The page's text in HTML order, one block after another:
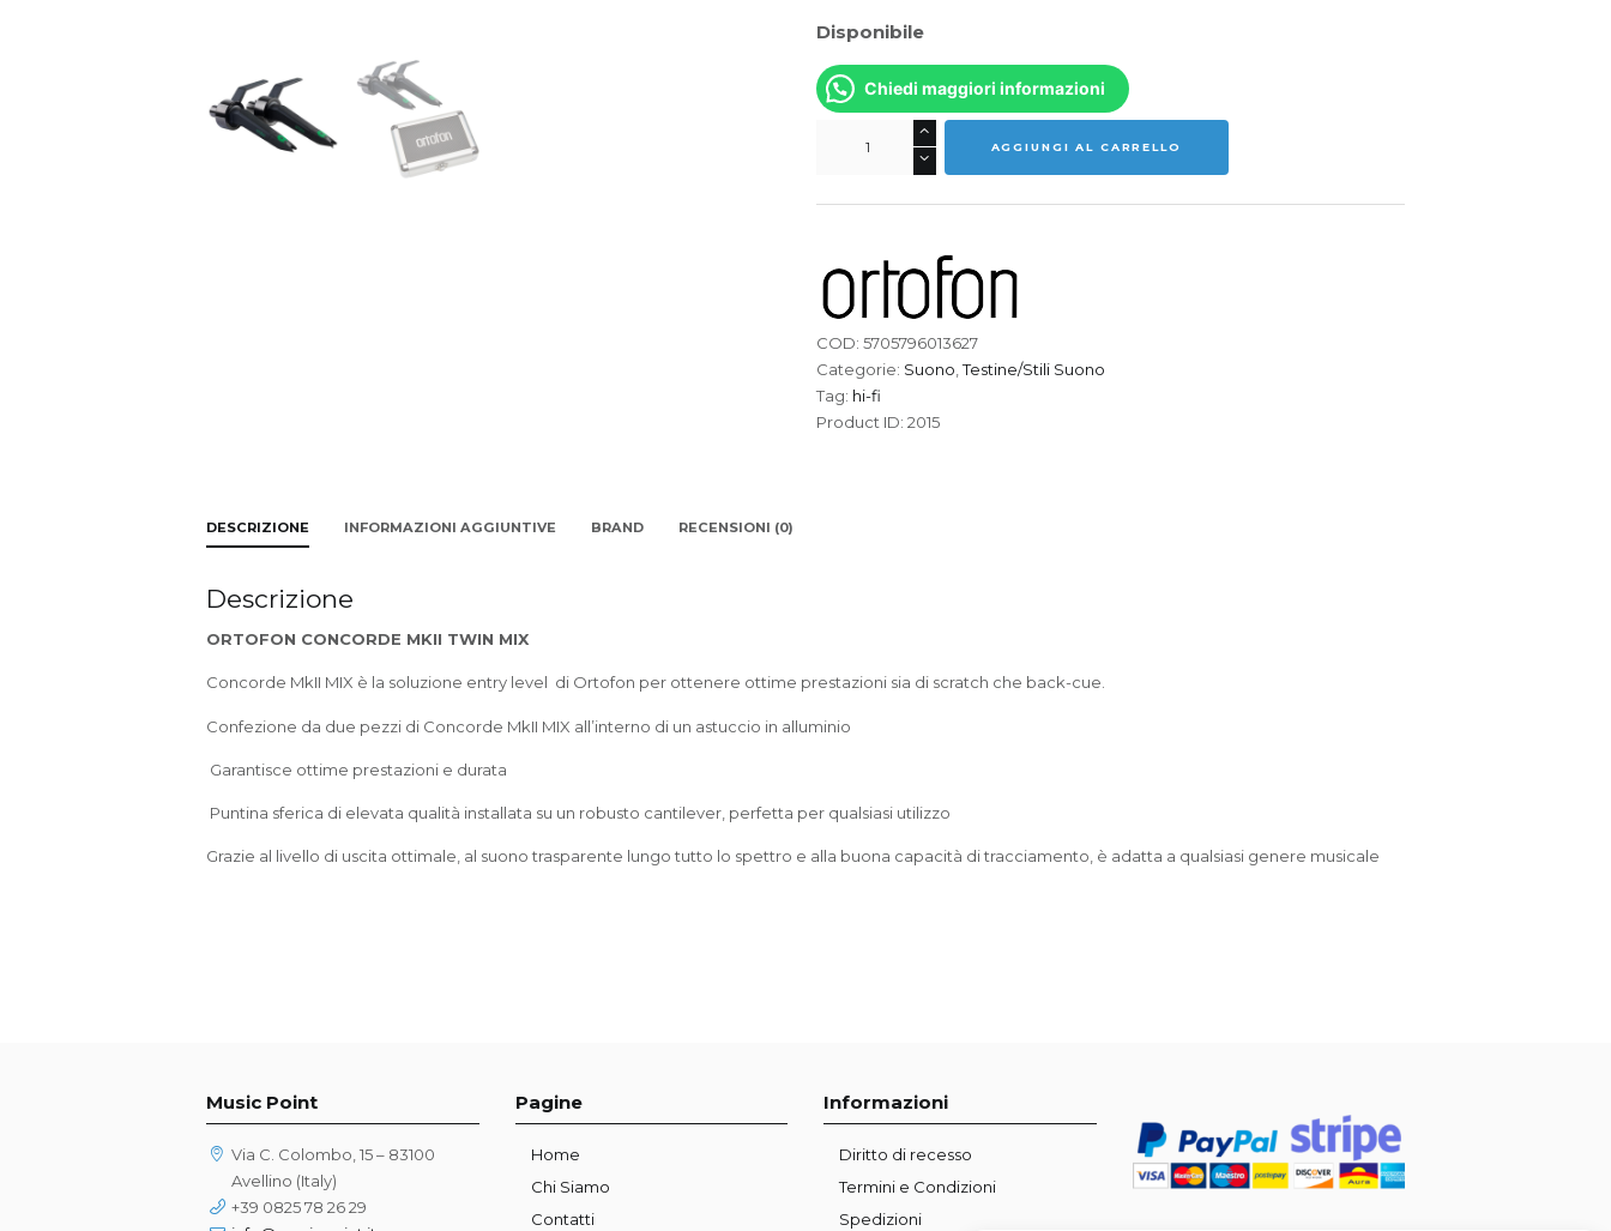
Disponibile
Chiedi maggiori informazioni
CONCORDE
TWIN
quantità
AGGIUNGI AL CARRELLO
COD: 5705796013627
Categorie: Suono,Testine/Stili Suono
Tag: hi-fi
Product ID: 2015
DESCRIZIONE INFORMAZIONI AGGIUNTIVE BRAND RECENSIONI (0)
Descrizione
ORTOFON CONCORDE MKII TWIN MIX
Concorde MkII MIX è la soluzione entry level di Ortofon per ottenere ottime prestazioni sia di scratch che back-cue.
Confezione da due pezzi di Concorde MkII MIX all’interno di un astuccio in alluminio
Garantisce ottime prestazioni e durata
Puntina sferica di elevata qualità installata su un robusto cantilever, perfetta per qualsiasi utilizzo
Grazie al livello di uscita ottimale, al suono trasparente lungo tutto lo spettro e alla buona capacità di tracciamento, è adatta a qualsiasi genere musicale
Music Point
Via C. Colombo, 15 – 83100
Avellino (Italy)
+39 0825 78 26 29
Pagine
Home
Chi Siamo
Contatti
Informazioni
Diritto di recesso
Termini e Condizioni
Spedizioni